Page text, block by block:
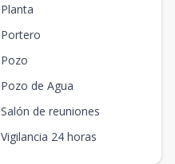
Planta
Portero
Pozo
Pozo de Agua
Salón de reuniones
Vigilancia 24 horas